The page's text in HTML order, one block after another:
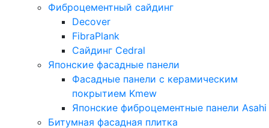
Фиброцементный сайдинг
Decover
FibraPlank
Сайдинг Cedral
Японские фасадные панели
Фасадные панели с керамическим
покрытием Kmew
Японские фиброцементные панели Asahi
Битумная фасадная плитка